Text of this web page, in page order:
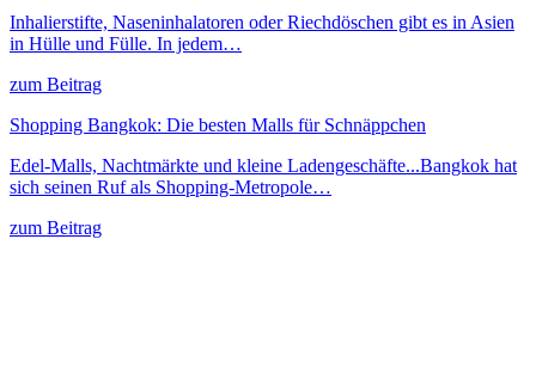
Inhalierstifte, Naseninhalatoren oder Riechdöschen gibt es in Asien
in Hülle und Fülle. In jedem…
zum Beitrag
Shopping Bangkok: Die besten Malls für Schnäppchen
Edel-Malls, Nachtmärkte und kleine Ladengeschäfte...Bangkok hat
sich seinen Ruf als Shopping-Metropole…
zum Beitrag